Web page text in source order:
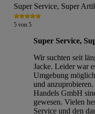
Super Service, Super
5 von 5
Super Service,
Wir suchten seit
Jacke. Leider war
Umgebung
und
Handels GmbH
gewesen. Vielen
Service und den